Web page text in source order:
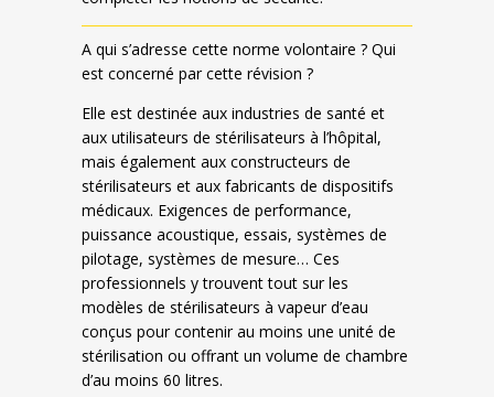
A qui s’adresse cette norme volontaire ? Qui
est concerné par cette révision ?
Elle est destinée aux industries de santé et
aux utilisateurs de stérilisateurs à l’hôpital,
mais également aux constructeurs de
stérilisateurs et aux fabricants de dispositifs
médicaux. Exigences de performance,
puissance acoustique, essais, systèmes de
pilotage, systèmes de mesure… Ces
professionnels y trouvent tout sur les
modèles de stérilisateurs à vapeur d’eau
conçus pour contenir au moins une unité de
stérilisation ou offrant un volume de chambre
d’au moins 60 litres.